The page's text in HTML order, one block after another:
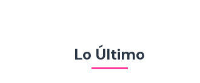
Lo Último